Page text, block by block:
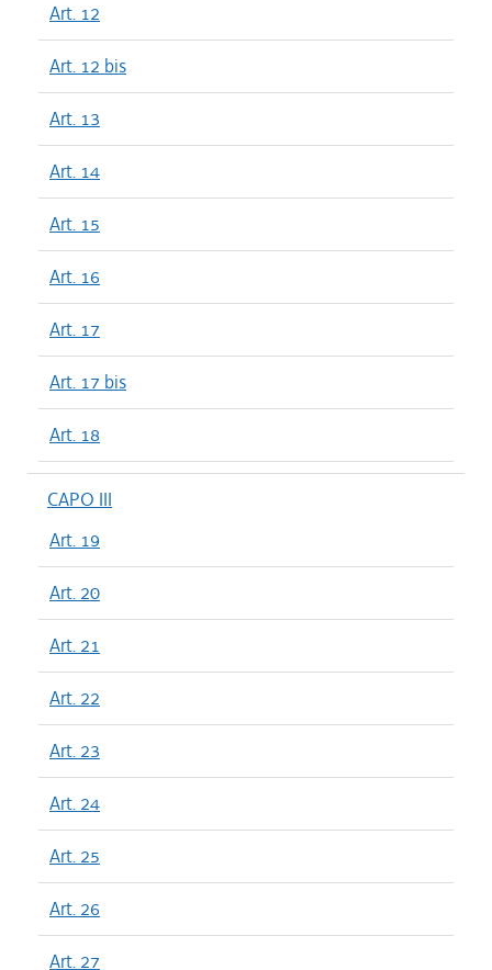
Art. 12
Art. 12 bis
Art. 13
Art. 14
Art. 15
Art. 16
Art. 17
Art. 17 bis
Art. 18
CAPO III
Art. 19
Art. 20
Art. 21
Art. 22
Art. 23
Art. 24
Art. 25
Art. 26
Art. 27